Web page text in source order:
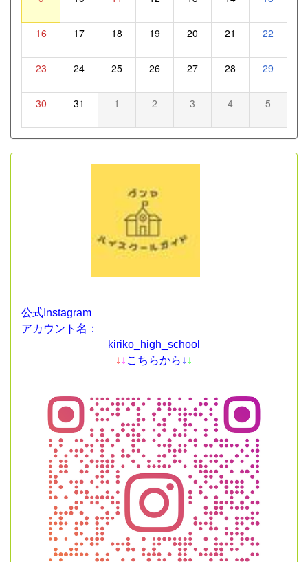
16 17 18 19 20 21 22
23 24 25 26 27 28 29
30 31 1 2 3 4 5
公式Instagram
アカウント名：
kiriko_high_school
↓ ↓ こちらから↓ ↓